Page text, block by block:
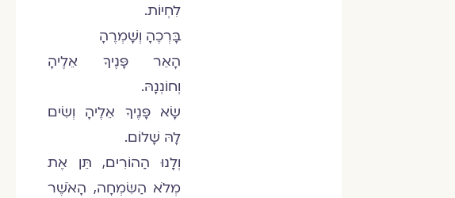
לִחְיוֹת.
בָּרְכֶהָ וְשָׁמְרֶהָ
הָאֵר פָּנֶיךָ אֵלֶיהָ
וְחוֹנְנָהּ.
שָׂא פָּנֶיךָ אֵלֶיהָ וְשִׂים
לָהּ שָׁלוֹם.
וְלָנוּ הַהוֹרִים, תֵּן אֶת
מְלֹא הַשִּׂמְחָה, הָאֹשֶׁר